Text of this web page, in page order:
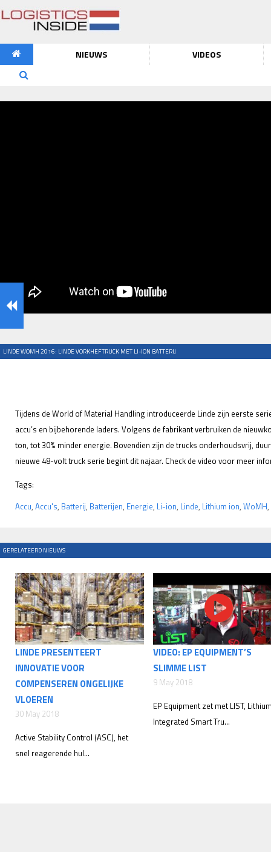
NIEUWS VIDEOS
LINDE WOMH 2016: LINDE VORKHEFTRUCK MET LI-ION BATTERIJ
Tijdens de World of Material Handling introduceerde Linde zijn eerste
accu’s en bijbehorende laders. Volgens de fabrikant verbruiken de
ton, tot 30% minder energie. Bovendien zijn de trucks onderhoudsvrij,
nieuwe 48-volt truck serie begint dit najaar. Check de video voor meer
Tags:
Accu, Accu's, Batterij, Batterijen, Energie, Li-ion, Linde, Lithium ion, WoMH,
GERELATEERD NIEUWS
LINDE PRESENTEERT
INNOVATIE VOOR
COMPENSEREN ONGELIJKE
VLOEREN
30 May 2018
Active Stability Control (ASC), het
snel reagerende hul...
VIDEO: EP EQUIPMENT’S
SLIMME LIST
9 May 2018
EP Equipment zet met LIST,
Integrated Smart Tru...